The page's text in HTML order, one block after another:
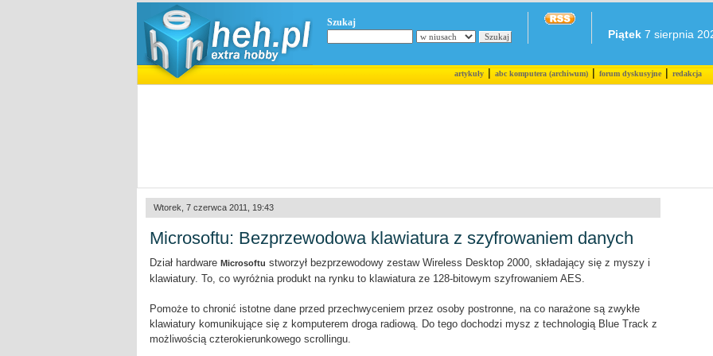
Szukaj
Piątek 7 sierpnia
artykuły|abc komputera (archiwum)|forum dyskusyjne|redakcja
Wtorek, 7 czerwca 2011, 19:43
Microsoftu: Bezprzewodowa klawiatura z szyfrowaniem danych
Dział hardware Microsoftu stworzył bezprzewodowy zestaw Wireless Desktop 2000, składający się z myszy i
klawiatury. To, co wyróżnia produkt na rynku to klawiatura ze 128-bitowym szyfrowaniem AES.
Pomoże to chronić istotne dane przed przechwyceniem przez osoby postronne, na co narażone są zwykłe
klawiatury komunikujące się z komputerem droga radiową. Do tego dochodzi mysz z technologią Blue Track z
możliwością czterokierunkowego scrollingu.